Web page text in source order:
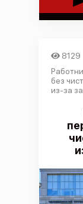
8129
без
из-за